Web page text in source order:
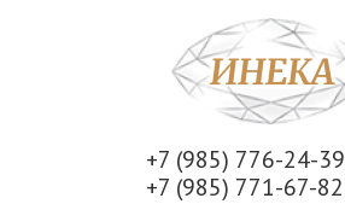
+7 (985) 776-24-39
+7 (985) 771-67-82